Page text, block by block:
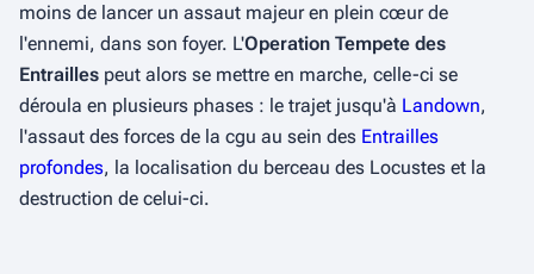
moins de lancer un assaut majeur en plein cœur de
l'ennemi, dans son foyer. L'Operation Tempete des
Entrailles peut alors se mettre en marche, celle-ci se
déroula en plusieurs phases : le trajet jusqu'à Landown,
l'assaut des forces de la cgu au sein des Entrailles
profondes, la localisation du berceau des Locustes et la
destruction de celui-ci.